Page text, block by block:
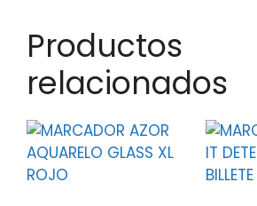
Productos
relacionados